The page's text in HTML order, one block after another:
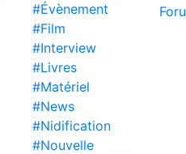
#Évènement
#Film
#Interview
#Livres
#Matériel
#News
#Nidification
#Nouvelle